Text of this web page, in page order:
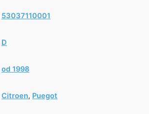
53037110001
D
od 1998
Citroen, Puegot